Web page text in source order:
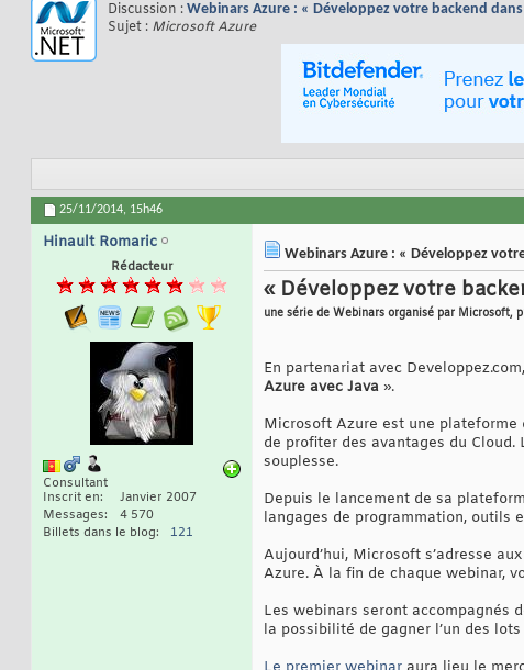
Discussion : Webinars Azure : « Développez votre backend dans
Sujet : Microsoft Azure
25/11/2014, 15h46
Hinault Romaric
Rédacteur
Consultant
Inscrit en
Janvier 2007
Messages
4 570
Billets dans le blog
121
Webinars Azure : « Développez
« Développez votre
une série de Webinars organisé par Microsoft,
En partenariat avec
Azure avec Java ».
Microsoft Azure est une
de profiter des avantages du
souplesse.
Depuis le lancement de sa
langages de programmation, outils
Aujourd’hui, Microsoft s’adresse
Azure. À la fin de chaque webinar,
Les webinars seront accompagnés
la possibilité de gagner l’un des